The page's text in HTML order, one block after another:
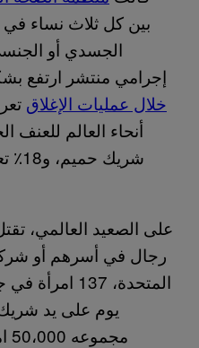
بين كل ثلاث نساء في
الجسدي أو
إجرامي منتشر ارتفع
خلال عمليات الإغلاق
أنحاء العالم
رجال في أسرهم أو
المتحدة، 137
يوم على يد